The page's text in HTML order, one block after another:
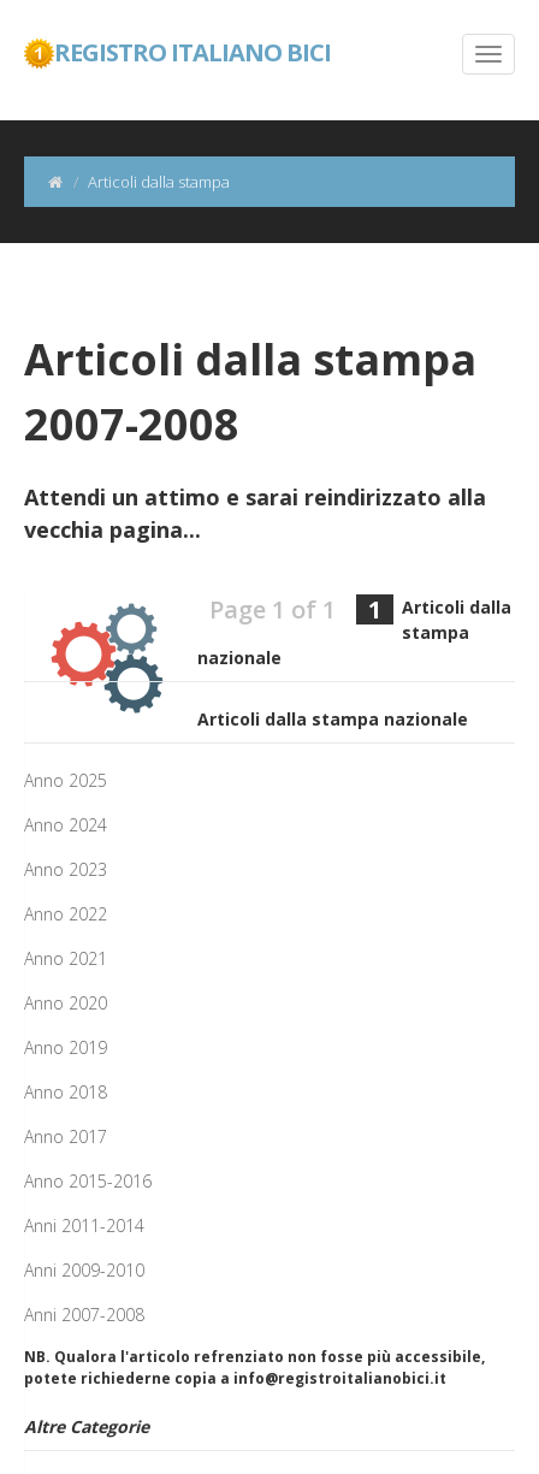
REGISTRO ITALIANO BICI
Articoli dalla stampa
Articoli dalla stampa
2007-2008
Attendi un attimo e sarai reindirizzato alla
vecchia pagina...
Page 1 of 1 1
Articoli dalla
stampa
nazionale
Articoli dalla stampa nazionale
Anno 2025
Anno 2024
Anno 2023
Anno 2022
Anno 2021
Anno 2020
Anno 2019
Anno 2018
Anno 2017
Anno 2015-2016
Anni 2011-2014
Anni 2009-2010
Anni 2007-2008
NB. Qualora l'articolo refrenziato non fosse più accessibile,
potete richiederne copia a info@registroitalianobici.it
Altre Categorie